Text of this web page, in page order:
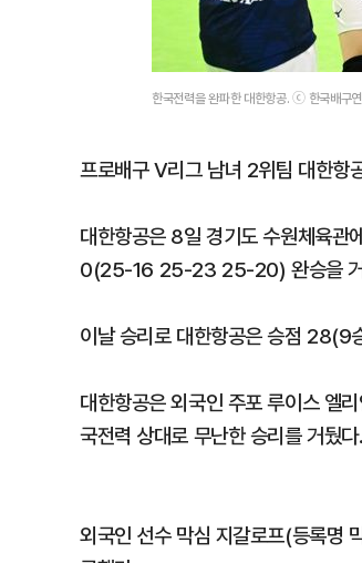
한국전력을 완파한 대한항공. ⓒ 한국배구
프로배구 V리그 남녀 2위팀 대한항
대한항공은 8일 경기도 수원체육
0(25-16 25-23 25-20) 완승을
이날 승리로 대한항공은 승점 28(9
대한항공은 외국인 주포 루이스 엘
국전력 상대로 무난한 승리를 거뒀다.
외국인 선수 막심 지갈로프(등록명